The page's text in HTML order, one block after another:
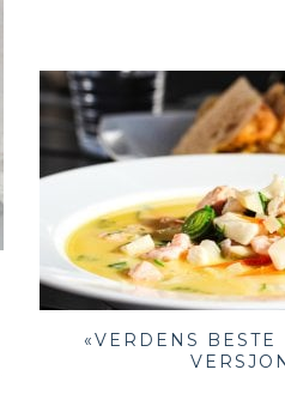
«VERDENS BESTE